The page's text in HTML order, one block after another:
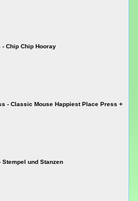
Chip Chip Hooray
- Classic Mouse Happiest Place Press +
Stempel und Stanzen